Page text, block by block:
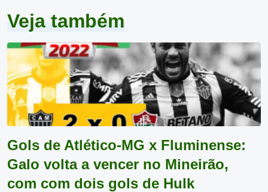
Veja também
Gols de Atlético-MG x Fluminense:
Galo volta a vencer no Mineirão,
com com dois gols de Hulk